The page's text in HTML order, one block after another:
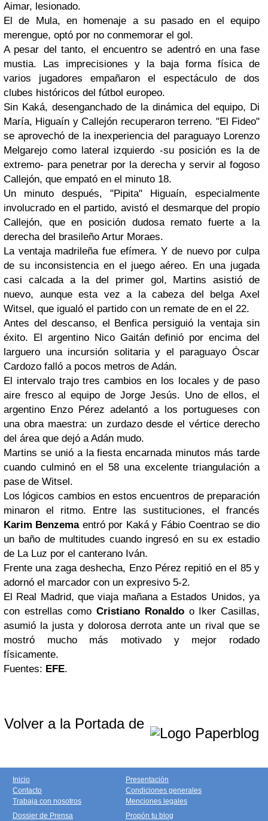
Aimar, lesionado.
El de Mula, en homenaje a su pasado en el equipo
merengue, optó por no conmemorar el gol.
A pesar del tanto, el encuentro se adentró en una fase
mustia. Las imprecisiones y la baja forma física de
varios jugadores empañaron el espectáculo de dos
clubes históricos del fútbol europeo.
Sin Kaká, desenganchado de la dinámica del equipo, Di
María, Higuaín y Callejón recuperaron terreno. "El Fideo"
se aprovechó de la inexperiencia del paraguayo Lorenzo
Melgarejo como lateral izquierdo -su posición es la de
extremo- para penetrar por la derecha y servir al fogoso
Callejón, que empató en el minuto 18.
Un minuto después, "Pipita" Higuaín, especialmente
involucrado en el partido, avistó el desmarque del propio
Callejón, que en posición dudosa remato fuerte a la
derecha del brasileño Artur Moraes.
La ventaja madrileña fue efímera. Y de nuevo por culpa
de su inconsistencia en el juego aéreo. En una jugada
casi calcada a la del primer gol, Martins asistió de
nuevo, aunque esta vez a la cabeza del belga Axel
Witsel, que igualó el partido con un remate de en el 22.
Antes del descanso, el Benfica persiguió la ventaja sin
éxito. El argentino Nico Gaitán definió por encima del
larguero una incursión solitaria y el paraguayo Óscar
Cardozo falló a pocos metros de Adán.
El intervalo trajo tres cambios en los locales y de paso
aire fresco al equipo de Jorge Jesús. Uno de ellos, el
argentino Enzo Pérez adelantó a los portugueses con
una obra maestra: un zurdazo desde el vértice derecho
del área que dejó a Adán mudo.
Martins se unió a la fiesta encarnada minutos más tarde
cuando culminó en el 58 una excelente triangulación a
pase de Witsel.
Los lógicos cambios en estos encuentros de preparación
minaron el ritmo. Entre las sustituciones, el francés
Karim Benzemaentró por Kaká y Fábio Coentrao se dio
un baño de multitudes cuando ingresó en su ex estadio
de La Luz por el canterano Iván.
Frente una zaga deshecha, Enzo Pérez repitió en el 85 y
adornó el marcador con un expresivo 5-2.
El Real Madrid, que viaja mañana a Estados Unidos, ya
con estrellas comoCristiano Ronaldoo Iker Casillas,
asumió la justa y dolorosa derrota ante un rival que se
mostró mucho más motivado y mejor rodado
físicamente.
Fuentes: EFE.
Volver a la Portada de
Inicio
Contacto
Trabaja con nosotros
Presentación
Condiciones generales
Menciones legales
Dossier de Prensa
Propón tu blog